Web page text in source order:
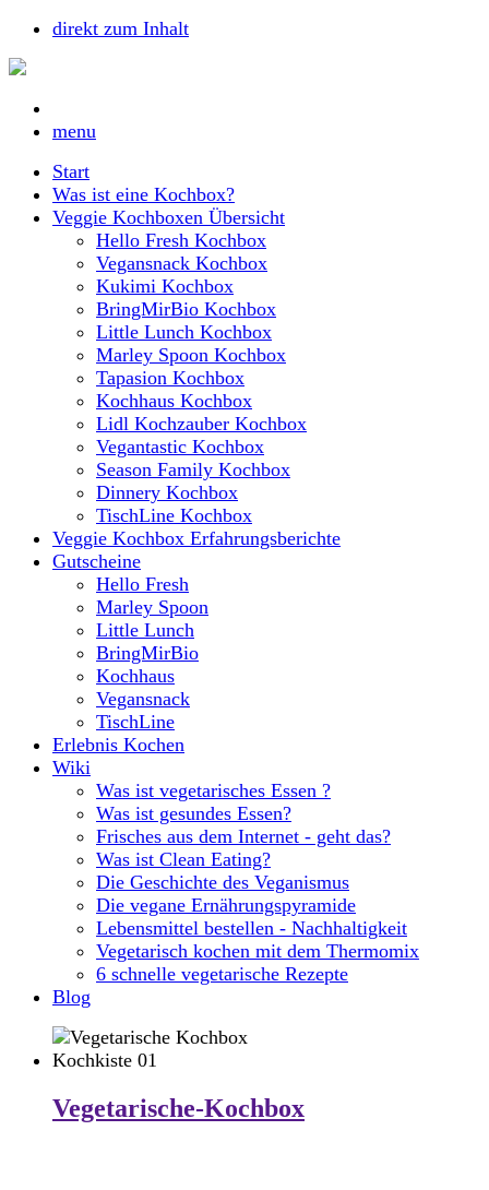
direkt zum Inhalt
menu
Start
Was ist eine Kochbox?
Veggie Kochboxen Übersicht
Hello Fresh Kochbox
Vegansnack Kochbox
Kukimi Kochbox
BringMirBio Kochbox
Little Lunch Kochbox
Marley Spoon Kochbox
Tapasion Kochbox
Kochhaus Kochbox
Lidl Kochzauber Kochbox
Vegantastic Kochbox
Season Family Kochbox
Dinnery Kochbox
TischLine Kochbox
Veggie Kochbox Erfahrungsberichte
Gutscheine
Hello Fresh
Marley Spoon
Little Lunch
BringMirBio
Kochhaus
Vegansnack
TischLine
Erlebnis Kochen
Wiki
Was ist vegetarisches Essen ?
Was ist gesundes Essen?
Frisches aus dem Internet - geht das?
Was ist Clean Eating?
Die Geschichte des Veganismus
Die vegane Ernährungspyramide
Lebensmittel bestellen - Nachhaltigkeit
Vegetarisch kochen mit dem Thermomix
6 schnelle vegetarische Rezepte
Blog
Vegetarische-Kochbox